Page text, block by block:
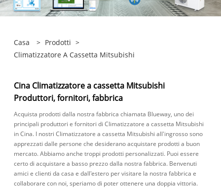
Casa > Prodotti >
Climatizzatore A Cassetta Mitsubishi
Cina Climatizzatore a cassetta Mitsubishi
Produttori, fornitori, fabbrica
Acquista prodotti dalla nostra fabbrica chiamata Blueway, uno dei
principali produttori e fornitori di Climatizzatore a cassetta Mitsubishi
in Cina. I nostri Climatizzatore a cassetta Mitsubishi all'ingrosso sono
apprezzati dalle persone che desiderano acquistare prodotti a buon
mercato. Abbiamo anche troppi prodotti personalizzati. Puoi essere
certo di acquistare a basso prezzo dalla nostra fabbrica. Benvenuti
amici e clienti da casa e dall'estero per visitare la nostra fabbrica e
collaborare con noi, speriamo di poter ottenere una doppia vittoria.